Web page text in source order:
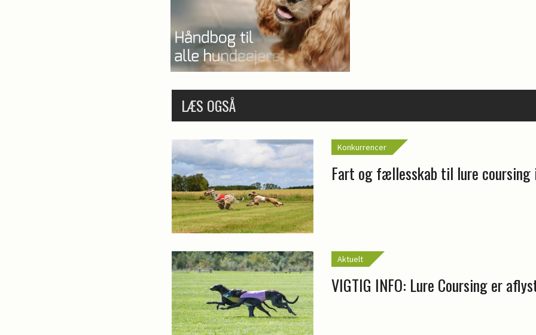
LÆS OGSÅ
Konkurrencer
Fart og fællesskab til lure coursing
Aktuelt
VIGTIG INFO: Lure Coursing er